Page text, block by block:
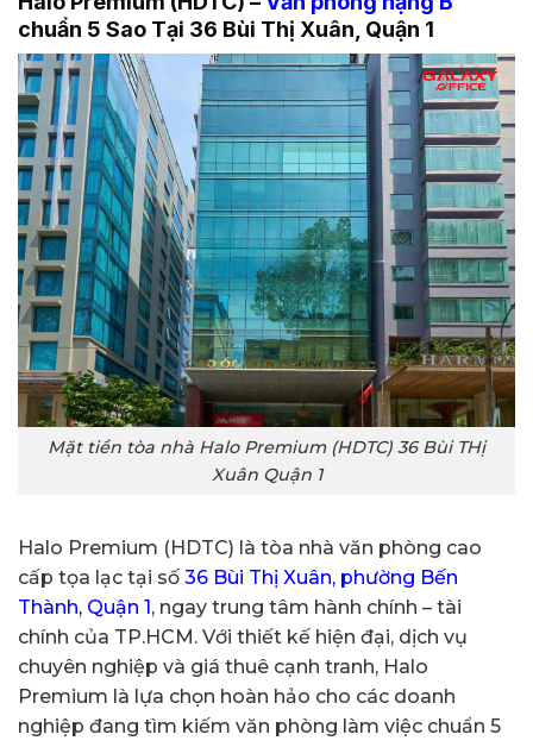
chuẩn 5 Sao Tại 36 Bùi Thị Xuân, Quận 1
Mặt tiền tòa nhà Halo Premium (HDTC) 36 Bùi THị
Xuân Quận 1
Halo Premium (HDTC) là tòa nhà văn phòng cao
cấp tọa lạc tại số 36 Bùi Thị Xuân, phường Bến
Thành, Quận 1 , ngay trung tâm hành chính – tài
chính của TP.HCM. Với thiết kế hiện đại, dịch vụ
chuyên nghiệp và giá thuê cạnh tranh, Halo
Premium là lựa chọn hoàn hảo cho các doanh
nghiệp đang tìm kiếm văn phòng làm việc chuẩn 5